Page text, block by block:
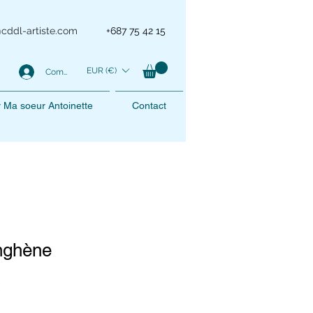
artiste.com +687 75 42 15
Compte EUR (€)
Ma soeur Antoinette Contact